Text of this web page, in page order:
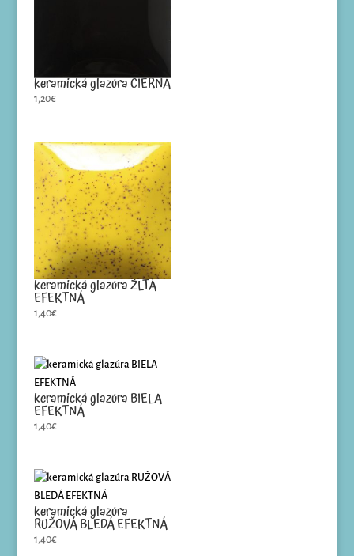
keramická glazúra ČIERNA
1,20€
keramická glazúra ŽLTÁ
EFEKTNÁ
1,40€
keramická glazúra BIELA
EFEKTNÁ
1,40€
keramická glazúra
RUŽOVÁ BLEDÁ EFEKTNÁ
1,40€